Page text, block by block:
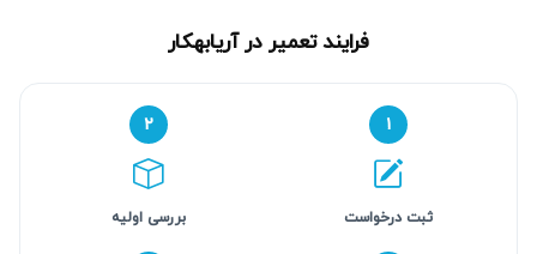
فرایند تعمیر در آریابهکار
۱
ثبت درخواست
۲
بررسی اولیه